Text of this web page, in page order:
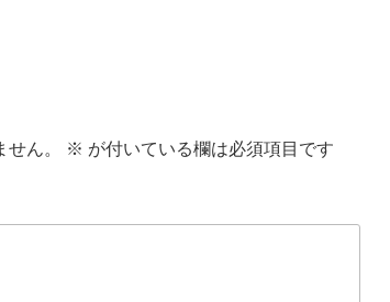
ん。 ※ が付いている欄は必須項目です